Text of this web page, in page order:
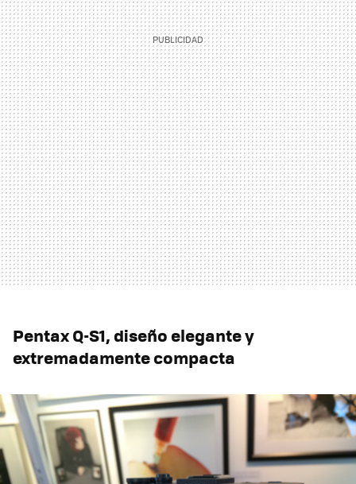
Pentax Q-S1, diseño elegante y
extremadamente compacta